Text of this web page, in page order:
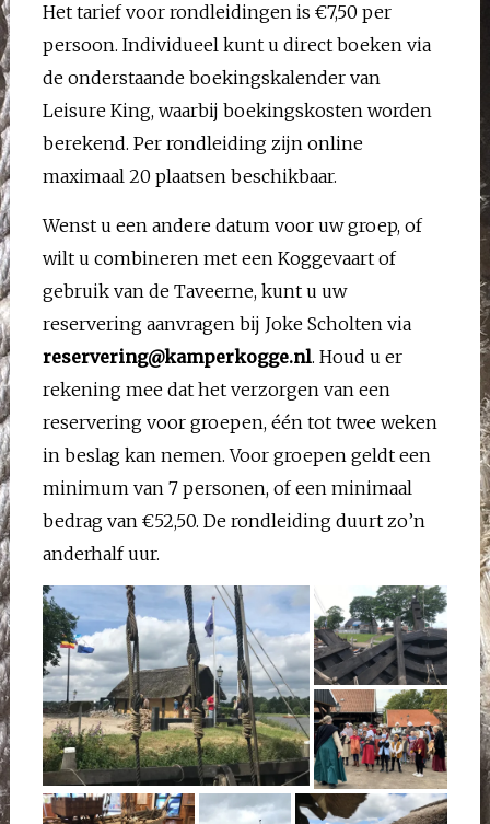
Het tarief voor rondleidingen is €7,50 per
persoon. Individueel kunt u direct boeken via
de onderstaande boekingskalender van
Leisure King, waarbij boekingskosten worden
berekend. Per rondleiding zijn online
maximaal 20 plaatsen beschikbaar.
Wenst u een andere datum voor uw groep, of
wilt u combineren met een Koggevaart of
gebruik van de Taveerne, kunt u uw
reservering aanvragen bij Joke Scholten via
reservering@kamperkogge.nl. Houd u er
rekening mee dat het verzorgen van een
reservering voor groepen, één tot twee weken
in beslag kan nemen. Voor groepen geldt een
minimum van 7 personen, of een minimaal
bedrag van €52,50. De rondleiding duurt zo’n
anderhalf uur.